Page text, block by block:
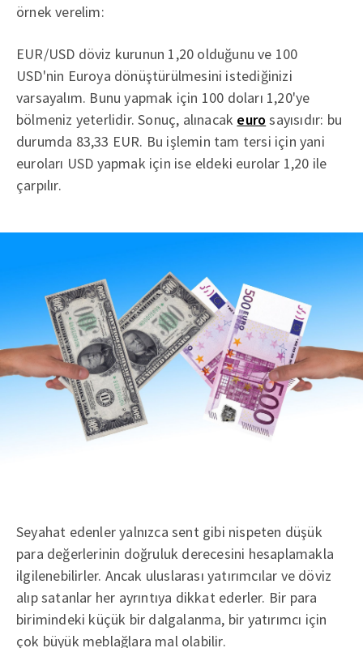
örnek verelim:
EUR/USD döviz kurunun 1,20 olduğunu ve 100
USD'nin Euroya dönüştürülmesini istediğinizi
varsayalım. Bunu yapmak için 100 doları 1,20'ye
bölmeniz yeterlidir. Sonuç, alınacak eurosayısıdır: bu
durumda 83,33 EUR. Bu işlemin tam tersi için yani
euroları USD yapmak için ise eldeki eurolar 1,20 ile
çarpılır.
Seyahat edenler yalnızca sent gibi nispeten düşük
para değerlerinin doğruluk derecesini hesaplamakla
ilgilenebilirler. Ancak uluslarası yatırımcılar ve döviz
alıp satanlar her ayrıntıya dikkat ederler. Bir para
birimindeki küçük bir dalgalanma, bir yatırımcı için
çok büyük meblağlara mal olabilir.